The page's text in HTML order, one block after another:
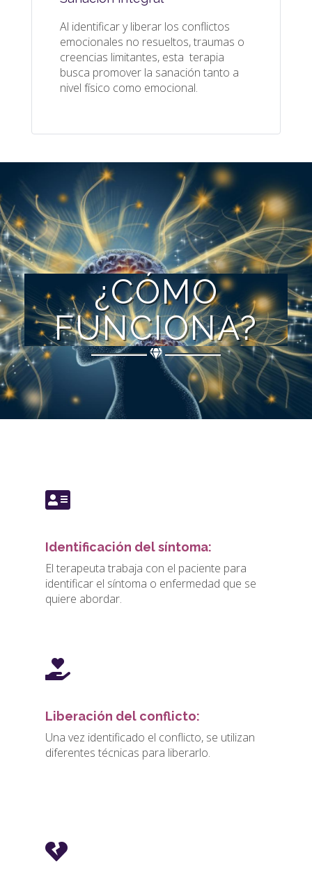
Al identificar y liberar los conflictos
emocionales no resueltos, traumas o
creencias limitantes, esta terapia
busca promover la sanación tanto a
nivel físico como emocional.
¿CÓMO
FUNCIONA?
Identificación del síntoma:
El terapeuta trabaja con el paciente para
identificar el síntoma o enfermedad que se
quiere abordar.
Liberación del conflicto:
Una vez identificado el conflicto, se utilizan
diferentes técnicas para liberarlo.